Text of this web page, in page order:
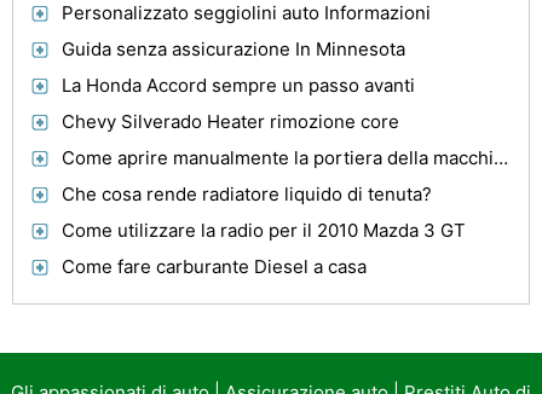
Personalizzato seggiolini auto Informazioni
Guida senza assicurazione In Minnesota
La Honda Accord sempre un passo avanti
Chevy Silverado Heater rimozione core
Come aprire manualmente la portiera della macchina quando il telecomando non funziona su un 2000 Mercedes
Che cosa rende radiatore liquido di tenuta?
Come utilizzare la radio per il 2010 Mazda 3 GT
Come fare carburante Diesel a casa